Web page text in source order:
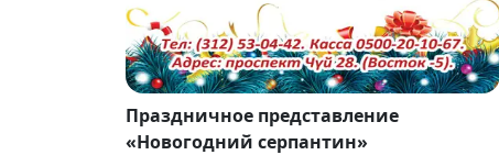
Праздничное представление
«Новогодний серпантин»